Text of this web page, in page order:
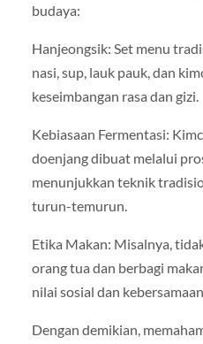
budaya:
Hanjeongsik: Set menu
nasi, sup, lauk pauk, dan
keseimbangan rasa dan gizi.
Kebiasaan Fermentasi:
doenjang dibuat melalui
menunjukkan teknik
turun-temurun.
Etika Makan: Misalnya,
orang tua dan berbagi
nilai sosial dan
Dengan demikian,